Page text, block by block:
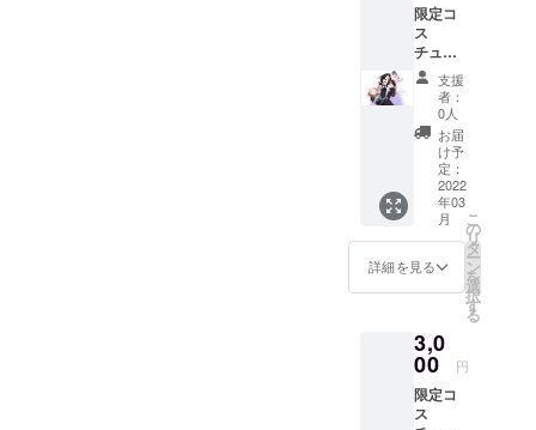
限定コ
ス
チュー
ム付フ
ロー鉱
石400個
パック
(ロプロ
ロー鉱
石は1個
10円分
のアプ
リ内通
貨で
す。
内で利
用でき
るアイ
テムを
購入で
支援
者：
0人
お届
け予
定：
2022
年03
月
詳細を見る
こ
の
リ
タ
ー
ン
を
選
択
す
る
3,0
00 円
限定コ
ス